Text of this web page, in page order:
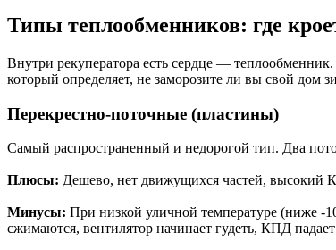
Типы теплообменников: где
Внутри рекуператора есть сердце —
который определяет, не заморозите ли вы свой дом
Перекрестно-поточные (пластины)
Самый распространенный и недорогой тип. Два
Плюсы: Дешево, нет движущихся частей, высокий
Минусы: При низкой уличной температуре (ниже -
сжимаются, вентилятор начинает гудеть, КПД